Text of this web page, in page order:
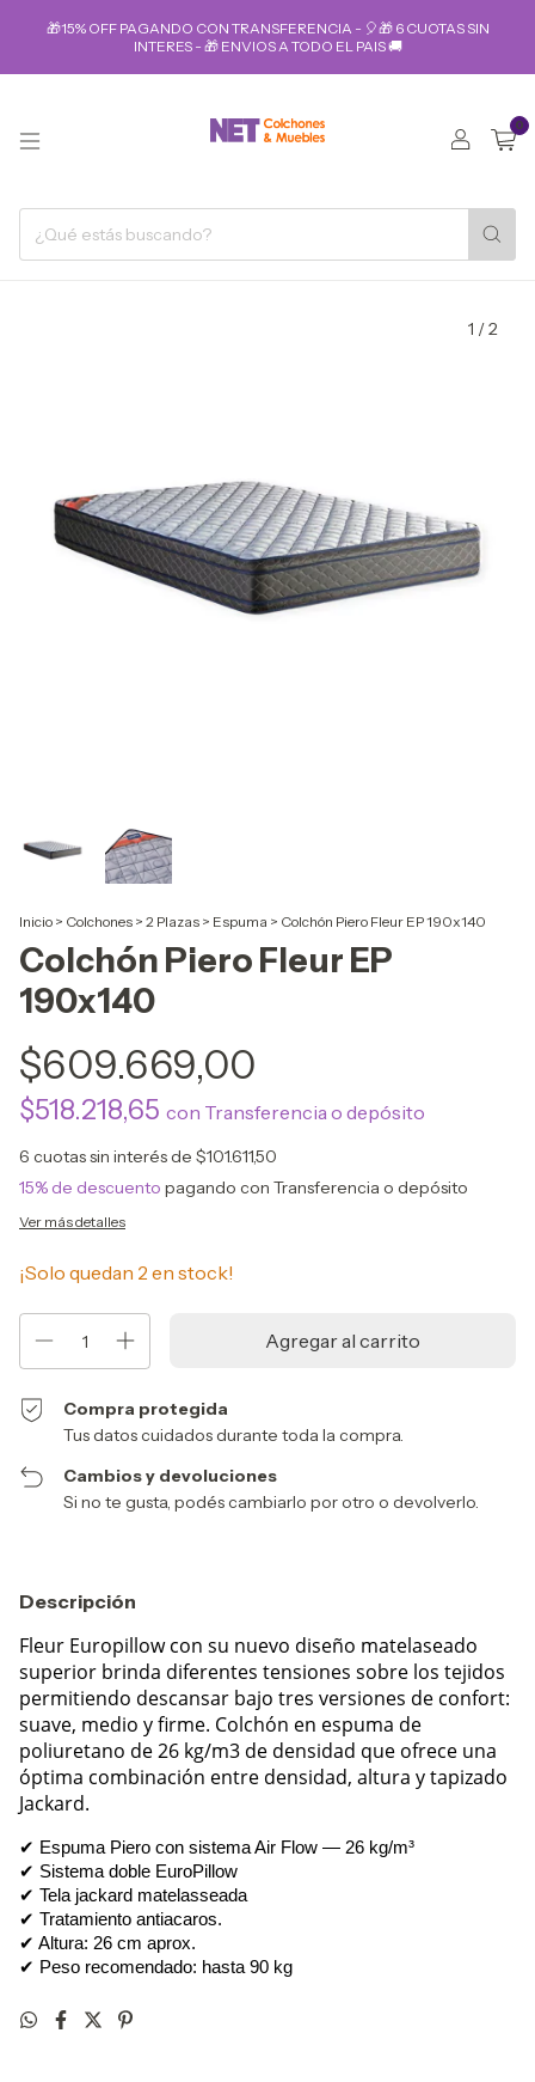
🎁15% OFF PAGANDO CON TRANSFERENCIA - 🎈🎁 6 CUOTAS SIN
INTERES - 🎁 ENVIOS A TODO EL PAIS 🚚
0
1 /2
Inicio > Colchones > 2 Plazas > Espuma > Colchón Piero Fleur EP 190x140
Colchón Piero Fleur EP
190x140
$609.669,00
$518.218,65 con Transferencia o depósito
6 cuotas sin interés de $101.611,50
15% de descuento pagando con Transferencia o depósito
Ver más detalles
¡Solo quedan 2 en stock!
Compra protegida
Tus datos cuidados durante toda la compra.
Cambios y devoluciones
Si no te gusta, podés cambiarlo por otro o devolverlo.
Descripción
Fleur Europillow con su nuevo diseño matelaseado
superior brinda diferentes tensiones sobre los tejidos
permitiendo descansar bajo tres versiones de confort:
suave, medio y firme. Colchón en espuma de
poliuretano de 26 kg/m3 de densidad que ofrece una
óptima combinación entre densidad, altura y tapizado
Jackard.
✔ Espuma Piero con sistema Air Flow — 26 kg/m³
✔ Sistema doble EuroPillow
✔ Tela jackard matelasseada
✔ Tratamiento antiacaros.
✔ Altura: 26 cm aprox.
✔ Peso recomendado: hasta 90 kg